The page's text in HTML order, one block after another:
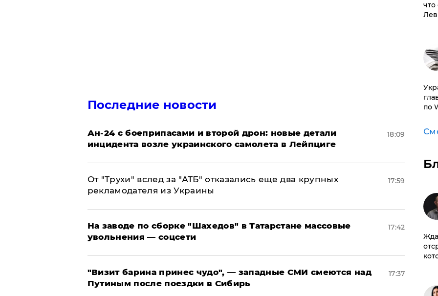
Последние новости
Ан-24 с боеприпасами и второй дрон: новые детали
инцидента возле украинского самолета в Лейпциге
18:09
От "Трухи" вслед за "АТБ" отказались еще два крупных
рекламодателя из Украины
17:59
На заводе по сборке "Шахедов" в Татарстане массовые
увольнения — соцсети
17:42
"Визит барина принес чудо", — западные СМИ смеются над
Путиным после поездки в Сибирь
17:37
что
по